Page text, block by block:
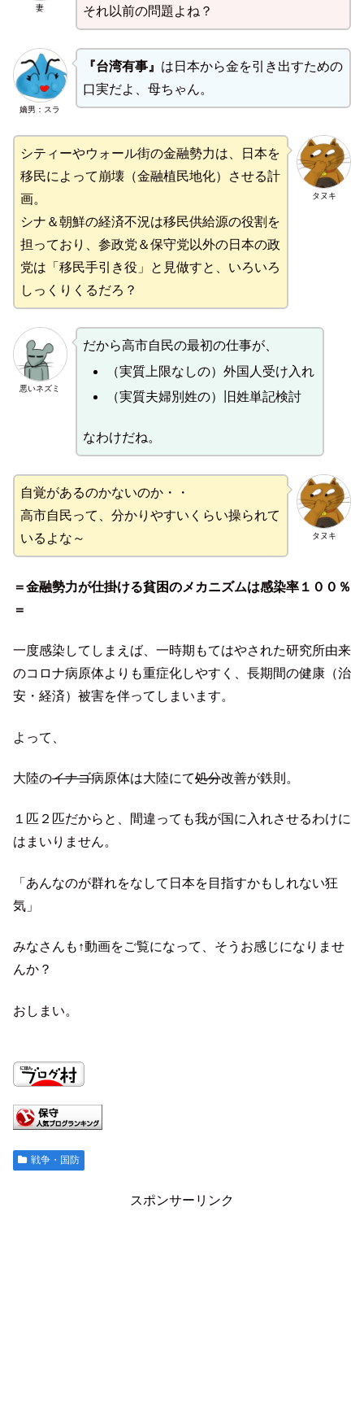
妻 それ以前の問題よね？
嫡男：スラ
『台湾有事』 は日本から金を引き出すための
口実だよ、母ちゃん。
タヌキ
シティーやウォール街の金融勢力は、日本を
移民によって崩壊（金融植民地化）させる計
画。
シナ＆朝鮮の経済不況は移民供給源の役割を
担っており、参政党＆保守党以外の日本の政
党は「移民手引き役」と見做すと、いろいろ
しっくりくるだろ？
悪いネズミ
だから高市自民の最初の仕事が、
（実質上限なしの）外国人受け入れ
（実質夫婦別姓の）旧姓単記検討
なわけだね。
タヌキ
自覚があるのかないのか・・
高市自民って、分かりやすいくらい操られて
いるよな～
＝金融勢力が仕掛ける貧困のメカニズムは感染率１００％
＝
一度感染してしまえば、一時期もてはやされた研究所由来
のコロナ病原体よりも重症化しやすく、長期間の健康（治
安・経済）被害を伴ってしまいます。
よって、
大陸のイナゴ病原体は大陸にて処分改善が鉄則。
１匹２匹だからと、間違っても我が国に入れさせるわけに
はまいりません。
「あんなのが群れをなして日本を目指すかもしれない狂
気」
みなさんも↑動画をご覧になって、そうお感じになりませ
んか？
おしまい。
戦争・国防
スポンサーリンク